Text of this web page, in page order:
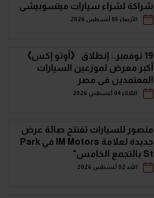
شراكة لشراء سيارات ميتسوبيشي
أونلاين
الأربعاء 05 أغسطس 2026
19 نوفمبر.. إنطلاق 《أوتو إكس》
أكبر معرض لموزعين السيارات
المعتمدين في مصر
الثلاثاء 04 أغسطس 2026
منصور للسيارات تفتتح صالة عرض
جديدة لعلامة IM Motors في Park
St بالتجمع الخامس"
الأحد 02 أغسطس 2026